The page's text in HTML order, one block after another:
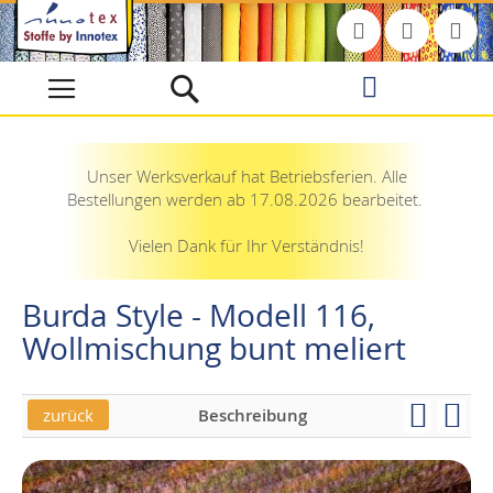
Direkt
zum
Inhalt
Unser Werksverkauf hat Betriebsferien. Alle
Bestellungen werden ab 17.08.2026 bearbeitet.
Vielen Dank für Ihr Verständnis!
Burda Style - Modell 116,
Wollmischung bunt meliert
zurück Beschreibung
Skip
Skip